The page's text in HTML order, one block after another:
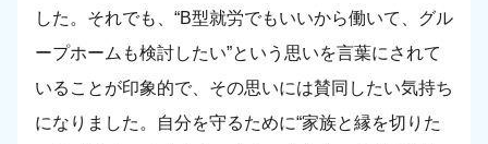
した。それでも、“B型就労でもいいから働いて、グル
ープホームも検討したい”という思いを言葉にされて
いることが印象的で、その思いには賛同したい気持ち
になりました。自分を守るために“家族と縁を切りた